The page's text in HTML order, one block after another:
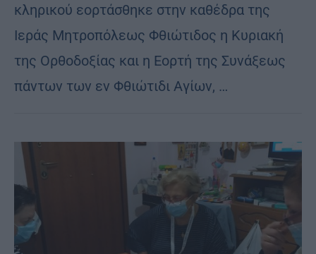
κληρικού εορτάσθηκε στην καθέδρα της
Ιεράς Μητροπόλεως Φθιώτιδος η Κυριακή
της Ορθοδοξίας και η Εορτή της Συνάξεως
πάντων των εν Φθιώτιδι Αγίων, …